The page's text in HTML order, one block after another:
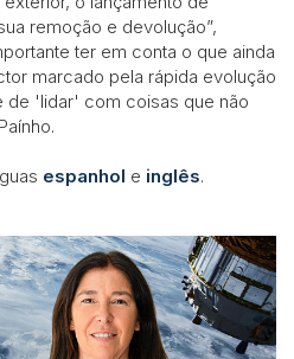
remoção e devolução”,
ter em conta o que ainda
marcado pela rápida evolução
'lidar' com coisas que não
espanhol e inglês.